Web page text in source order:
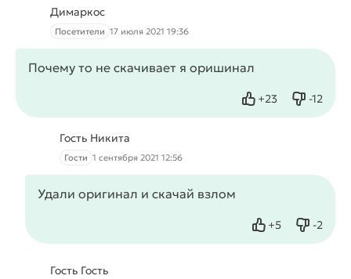
Димаркос
Посетители 17 июля 2021 19:36
Почему то не скачивает я оришинал
+23
Нравится -12
Не
Гость Никита
Гости 1 сентября 2021 12:56
Удали оригинал и скачай взлом
+5
Нравится -2
Не
Гость Гость